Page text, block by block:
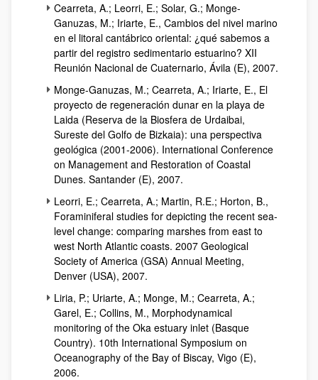
Cearreta, A.; Leorri, E.; Solar, G.; Monge-
Ganuzas, M.; Iriarte, E., Cambios del nivel marino
en el litoral cantábrico oriental: ¿qué sabemos a
partir del registro sedimentario estuarino? XII
Reunión Nacional de Cuaternario, Ávila (E), 2007.
Monge-Ganuzas, M.; Cearreta, A.; Iriarte, E., El
proyecto de regeneración dunar en la playa de
Laida (Reserva de la Biosfera de Urdaibai,
Sureste del Golfo de Bizkaia): una perspectiva
geológica (2001-2006). International Conference
on Management and Restoration of Coastal
Dunes. Santander (E), 2007.
Leorri, E.; Cearreta, A.; Martin, R.E.; Horton, B.,
Foraminiferal studies for depicting the recent sea-
level change: comparing marshes from east to
west North Atlantic coasts. 2007 Geological
Society of America (GSA) Annual Meeting,
Denver (USA), 2007.
Liria, P.; Uriarte, A.; Monge, M.; Cearreta, A.;
Garel, E.; Collins, M., Morphodynamical
monitoring of the Oka estuary inlet (Basque
Country). 10th International Symposium on
Oceanography of the Bay of Biscay, Vigo (E),
2006.